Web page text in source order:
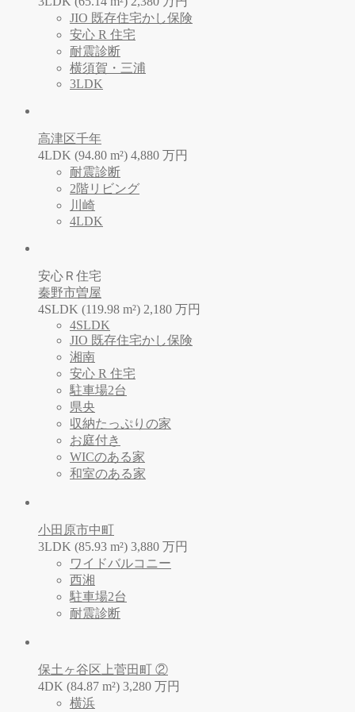
JIO 既存住宅かし保険
安心 R 住宅
耐震診断
横須賀・三浦
3LDK
高津区千年
4LDK (94.80 m²) 4,880 万円
耐震診断
2階リビング
川崎
4LDK
安心Ｒ住宅
秦野市曽屋
4SLDK (119.98 m²) 2,180 万円
4SLDK
JIO 既存住宅かし保険
湘南
安心 R 住宅
駐車場2台
県央
収納たっぷりの家
お庭付き
WICのある家
和室のある家
小田原市中町
3LDK (85.93 m²) 3,880 万円
ワイドバルコニー
西湘
駐車場2台
耐震診断
保土ヶ谷区上菅田町 ②
4DK (84.87 m²) 3,280 万円
横浜